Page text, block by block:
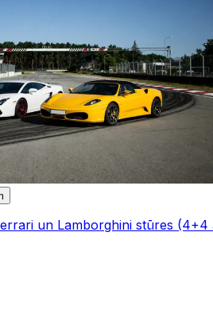
un Lamborghini stūres (4+4